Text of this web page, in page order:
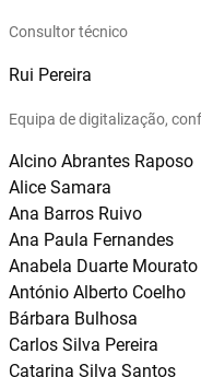
Consultor técnico
Rui Pereira
Equipa de digitalização,
Alcino Abrantes Raposo
Alice Samara
Ana Barros Ruivo
Ana Paula Fernandes
Anabela Duarte Mourato
António Alberto Coelho
Bárbara Bulhosa
Carlos Silva Pereira
Catarina Silva Santos